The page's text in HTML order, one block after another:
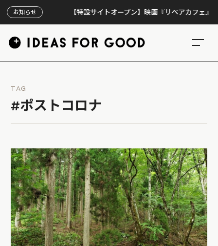
お知らせ 【特設サイトオープン】映画『リペアカフェ』、上映
TAG
#ポストコロナ